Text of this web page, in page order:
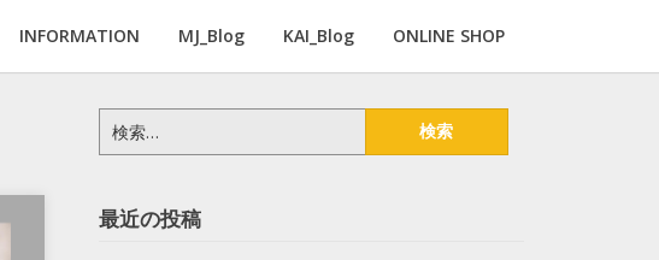
INFORMATION MJ_Blog KAI_Blog ONLINE SHOP
索:
最近の投稿